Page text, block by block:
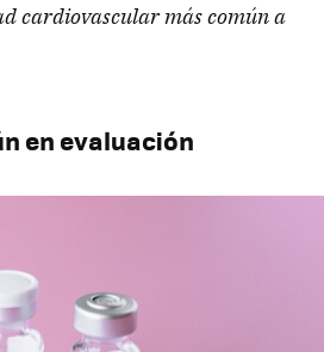
cardiovascular más común a
en evaluación